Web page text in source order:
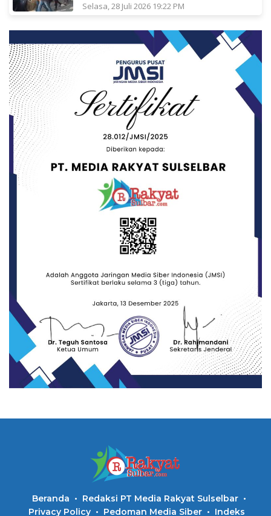
Selasa, 28 Juli 2026 19:22 PM
Beranda
Redaksi PT Media Rakyat Sulselbar
Privacy Policy
Pedoman Media Siber Indeks